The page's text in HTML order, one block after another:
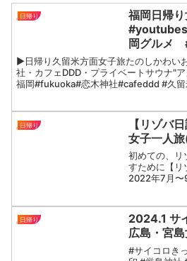
日帰り
福岡日帰
#youtubeshorts
岡グルメ
#fukuoka
▶︎日帰り久留米方面女子旅たのしかわい
社・カフェDDD・プライベートサウナ"
福岡#fukuoka#恋木神社#cafeddd #久留
日帰り
【リゾバ
女子一人
初めての、リ
すために【リ
2022年7月〜
を終えてせっ
徳之島へ旅
日帰り
2024.1 サ
広島・宮
#サイコロき